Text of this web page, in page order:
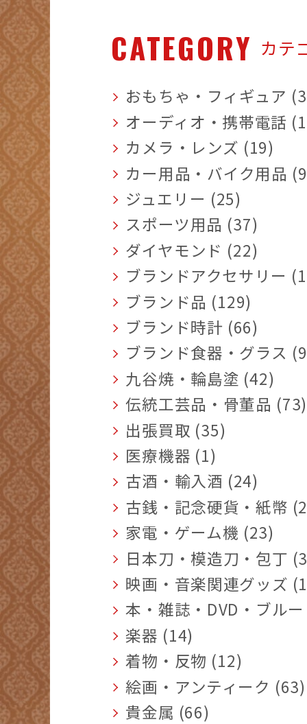
CATEGORY カテ
おもちゃ・フィギュア
オーディオ・携帯電話
カメラ・レンズ (19)
カー用品・バイク用品
ジュエリー (25)
スポーツ用品 (37)
ダイヤモンド (22)
ブランドアクセサリー
ブランド品 (129)
ブランド時計 (66)
ブランド食器・グラス
九谷焼・輪島塗 (42)
伝統工芸品・骨董品 (73)
出張買取 (35)
医療機器 (1)
古酒・輸入酒 (24)
古銭・記念硬貨・紙幣
家電・ゲーム機 (23)
日本刀・模造刀・包丁
映画・音楽関連グッズ
本・雑誌・DVD・ブル
楽器 (14)
着物・反物 (12)
絵画・アンティーク (63)
貴金属 (66)